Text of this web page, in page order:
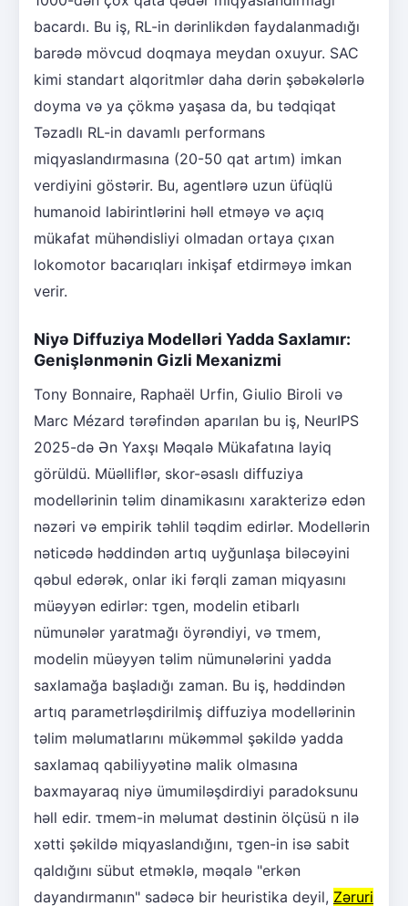
bacardı. Bu iş, RL-in dərinlikdən faydalanmadığı
barədə mövcud doqmaya meydan oxuyur. SAC
kimi standart alqoritmlər daha dərin şəbəkələrlə
doyma və ya çökmə yaşasa da, bu tədqiqat
Təzadlı RL-in davamlı performans
miqyaslandırmasına (20-50 qat artım) imkan
verdiyini göstərir. Bu, agentlərə uzun üfüqlü
humanoid labirintlərini həll etməyə və açıq
mükafat mühəndisliyi olmadan ortaya çıxan
lokomotor bacarıqları inkişaf etdirməyə imkan
verir.
Niyə Diffuziya Modelləri Yadda Saxlamır:
Genişlənmənin Gizli Mexanizmi
Tony Bonnaire, Raphaël Urfin, Giulio Biroli və
Marc Mézard tərəfindən aparılan bu iş, NeurIPS
2025-də Ən Yaxşı Məqalə Mükafatına layiq
görüldü. Müəlliflər, skor-əsaslı diffuziya
modellərinin təlim dinamikasını xarakterizə edən
nəzəri və empirik təhlil təqdim edirlər. Modellərin
nəticədə həddindən artıq uyğunlaşa biləcəyini
qəbul edərək, onlar iki fərqli zaman miqyasını
müəyyən edirlər: τgen, modelin etibarlı
nümunələr yaratmağı öyrəndiyi, və τmem,
modelin müəyyən təlim nümunələrini yadda
saxlamağa başladığı zaman. Bu iş, həddindən
artıq parametrləşdirilmiş diffuziya modellərinin
təlim məlumatlarını mükəmməl şəkildə yadda
saxlamaq qabiliyyətinə malik olmasına
baxmayaraq niyə ümumiləşdirdiyi paradoksunu
həll edir. τmem-in məlumat dəstinin ölçüsü n ilə
xətti şəkildə miqyaslandığını, τgen-in isə sabit
qaldığını sübut etməklə, məqalə "erkən
dayandırmanın" sadəcə bir heuristika deyil, Zəruri